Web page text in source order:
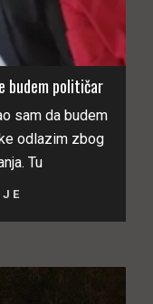
budem političar
sam da budem
odlazim zbog
Tu